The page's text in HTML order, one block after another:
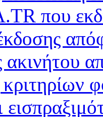
που
ακινήτου